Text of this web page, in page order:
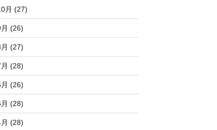
月 (27)
(26)
(27)
(28)
(26)
(28)
(28)